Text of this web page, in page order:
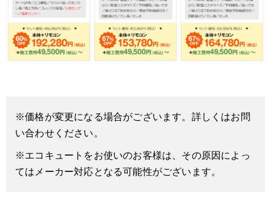
※価格が変更になる場合がございます。詳しくはお問
い合わせください。
※エコキュートをお使いのお客様は、その原因によっ
てはメーカー対応となる可能性がございます。